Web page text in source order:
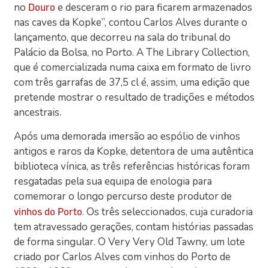
no Douro e desceram o rio para ficarem armazenados
nas caves da Kopke”, contou Carlos Alves durante o
lançamento, que decorreu na sala do tribunal do
Palácio da Bolsa, no Porto. A The Library Collection,
que é comercializada numa caixa em formato de livro
com três garrafas de 37,5 cl é, assim, uma edição que
pretende mostrar o resultado de tradições e métodos
ancestrais.
Após uma demorada imersão ao espólio de vinhos
antigos e raros da Kopke, detentora de uma autêntica
biblioteca vínica, as três referências históricas foram
resgatadas pela sua equipa de enologia para
comemorar o longo percurso deste produtor de
vinhos do Porto. Os três seleccionados, cuja curadoria
tem atravessado gerações, contam histórias passadas
de forma singular. O Very Very Old Tawny, um lote
criado por Carlos Alves com vinhos do Porto de